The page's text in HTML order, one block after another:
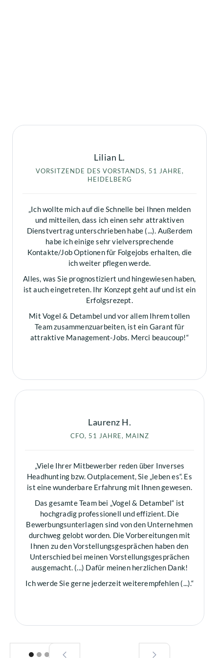
Lilian L.
VORSITZENDE DES VORSTANDS, 51 JAHRE,
HEIDELBERG
„Ich wollte mich auf die Schnelle bei Ihnen melden
und mitteilen, dass ich einen sehr attraktiven
Dienstvertrag unterschrieben habe (...). Außerdem
habe ich einige sehr vielversprechende
Kontakte/Job Optionen für Folgejobs erhalten, die
ich weiter pflegen werde.
Alles, was Sie prognostiziert und hingewiesen haben,
ist auch eingetreten. Ihr Konzept geht auf und ist ein
Erfolgsrezept.
Mit Vogel & Detambel und vor allem Ihrem tollen
Team zusammenzuarbeiten, ist ein Garant für
attraktive Management-Jobs. Merci beaucoup!“
Laurenz H.
CFO, 51 JAHRE, MAINZ
„Viele Ihrer Mitbewerber reden über Inverses
Headhunting bzw. Outplacement, Sie „leben es“. Es
ist eine wunderbare Erfahrung mit Ihnen gewesen.
Das gesamte Team bei „Vogel & Detambel“ ist
hochgradig professionell und effizient. Die
Bewerbungsunterlagen sind von den Unternehmen
durchweg gelobt worden. Die Vorbereitungen mit
Ihnen zu den Vorstellungsgesprächen haben den
Unterschied bei meinen Vorstellungsgesprächen
ausgemacht. (...) Dafür meinen herzlichen Dank!
Ich werde Sie gerne jederzeit weiterempfehlen (...).“